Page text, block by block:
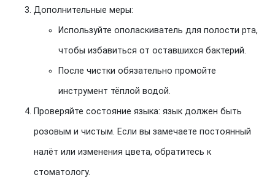
Дополнительные меры:
Используйте ополаскиватель для полости рта,
чтобы избавиться от оставшихся бактерий.
После чистки обязательно промойте
инструмент тёплой водой.
Проверяйте состояние языка: язык должен быть
розовым и чистым. Если вы замечаете постоянный
налёт или изменения цвета, обратитесь к
стоматологу.